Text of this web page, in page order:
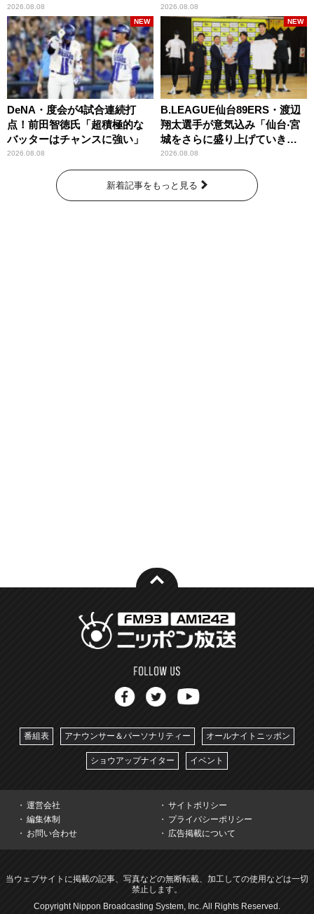
2026.08.08 2026.08.08
DeNA・度会が4試合連続打
点！前田智徳氏「超積極的な
バッターはチャンスに強い」
2026.08.08
NEW
B.LEAGUE仙台89ERS・渡辺
翔太選手が意気込み「仙台‧宮
城をさらに盛り上げていきた
いです」
2026.08.08
NEW
新着記事をもっと見る
番組表 アナウンサー＆パーソナリティー オールナイトニッポン
ショウアップナイター イベント
運営会社
サイトポリシー
編集体制
プライバシーポリシー
お問い合わせ
広告掲載について
当ウェブサイトに掲載の記事、写真などの無断転載、加工しての使用などは一切
禁止します。
Copyright Nippon Broadcasting System, Inc. All Rights Reserved.